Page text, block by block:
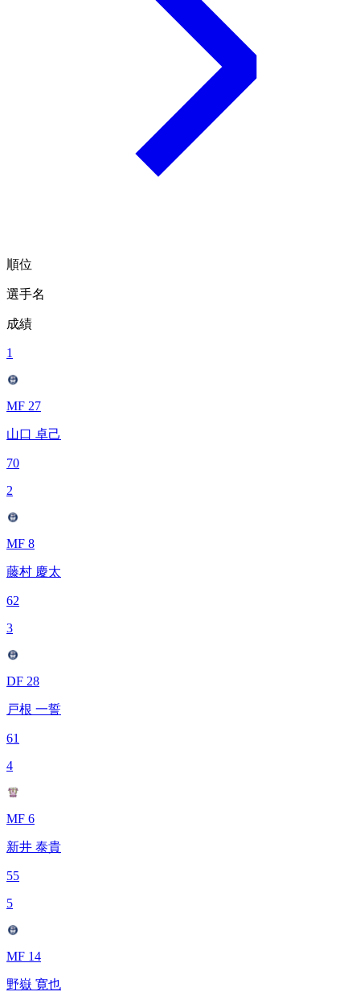
順位
選手名
成績
1
MF 27
山口 卓己
70
2
MF 8
藤村 慶太
62
3
DF 28
戸根 一誓
61
4
MF 6
新井 泰貴
55
5
MF 14
野嶽 寛也